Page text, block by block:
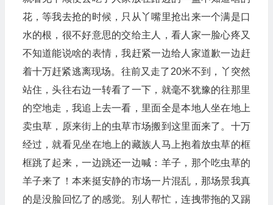
花，等我去抢的时候，只从丫嘴里抢出来一个满是口
水的根，很不好意思的交给主人，看人家一脸心疼又
不知道能说啥的表情，我赶紧一边给人家道歉一边赶
着十万赶紧逃离现场。往前又走了20米不到，丫突然
站住，头往右边一转看了一下，就毫不犹豫的往那里
的空地走，我追上去一看，里面全是本地人坐在地上
卖虫草，原来街上的虫草市场搬到这里面来了。十万
经过，就看见坐在地上的藏族人马上抱着放虫草的框
框跳了起来，一边跳还一边喊：羊子，那个吃虫草的
羊子来了！本来挺安静的市场一片混乱，那场景我真
的是没脸回忆了的感觉。别人帮忙，连拽带拖的又踢